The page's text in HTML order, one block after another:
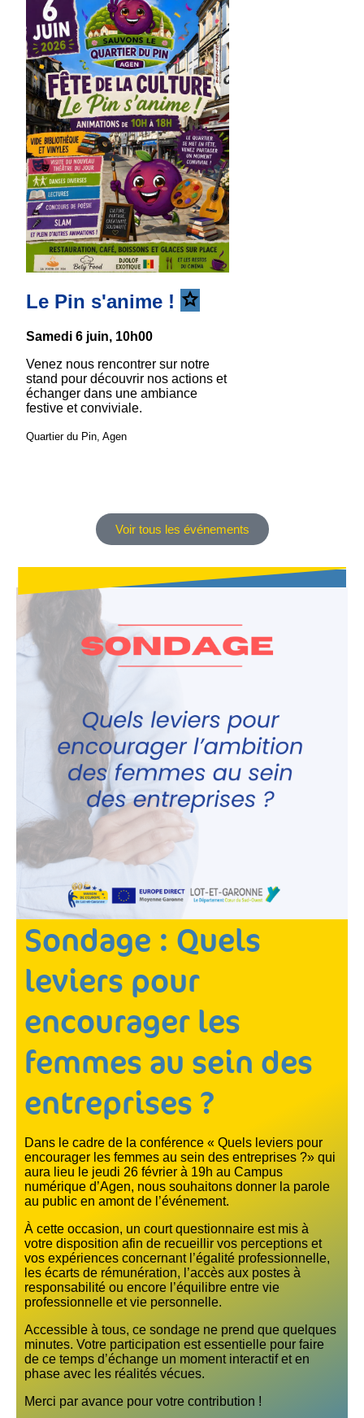
Le Pin s'anime !
Samedi 6 juin, 10h00
Venez nous rencontrer sur notre
stand pour découvrir nos actions et
échanger dans une ambiance
festive et conviviale.
Quartier du Pin, Agen
Voir tous les événements
Sondage : Quels
leviers pour
encourager les
femmes au sein des
entreprises ?
Dans le cadre de la conférence « Quels leviers pour
encourager les femmes au sein des entreprises ?» qui
aura lieu le jeudi 26 février à 19h au Campus
numérique d’Agen, nous souhaitons donner la parole
au public en amont de l’événement.
À cette occasion, un court questionnaire est mis à
votre disposition afin de recueillir vos perceptions et
vos expériences concernant l’égalité professionnelle,
les écarts de rémunération, l’accès aux postes à
responsabilité ou encore l’équilibre entre vie
professionnelle et vie personnelle.
Accessible à tous, ce sondage ne prend que quelques
minutes. Votre participation est essentielle pour faire
de ce temps d’échange un moment interactif et en
phase avec les réalités vécues.
Merci par avance pour votre contribution !